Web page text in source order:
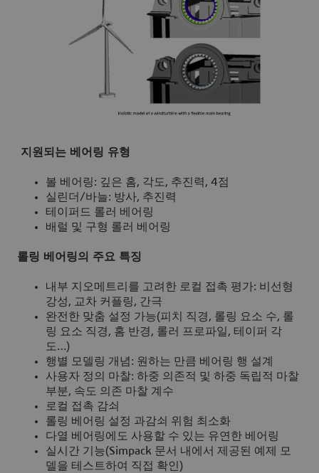
지원되는 베어링 유형
볼 베어링: 깊은 홈, 각도, 추진력, 4점
실린더/바늘: 방사, 추진력
테이퍼드 롤러 베어링
배럴 및 구형 롤러 베어링
롤링 베어링의 주요 특징
내부 지오메트리를 고려한 로컬 접촉 평가: 비선형
강성, 교차 커플링, 간극
완전한 맞춤 설정 가능(피치 직경, 롤링 요소 수, 롤
링 요소 직경, 홈 반경, 롤러 프로파일, 테이퍼 각
도…)
행별 모델링 개념: 원하는 만큼 베어링 행 설계
사용자 정의 마찰: 하중 의존적 및 하중 독립적 마찰
부분, 속도 의존 마찰 계수
로컬 접촉 감쇠
롤링 베어링 설정 과감쇠 위험 최소화
다열 베어링에도 사용할 수 있는 유연한 베어링
실시간 기능(Simpack 문서 내에서 제공된 예제 모
델을 테스트하여 직접 확인)